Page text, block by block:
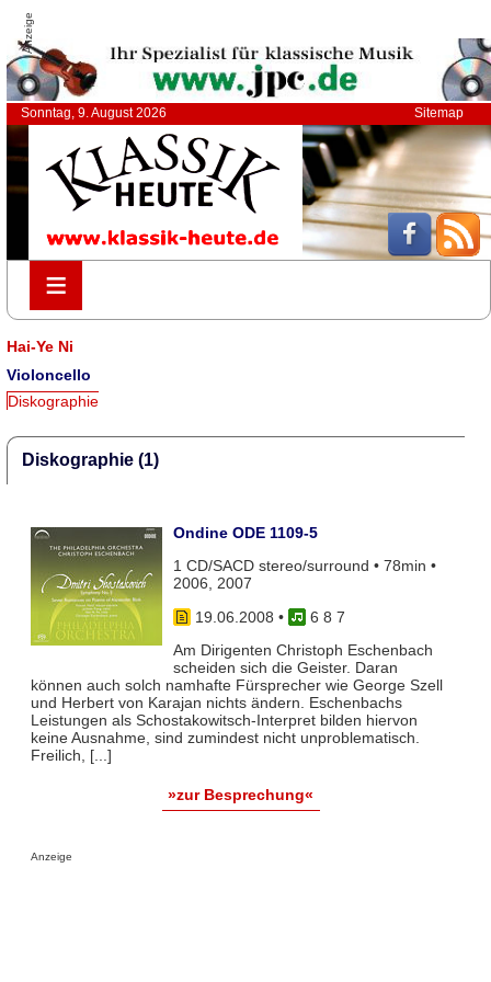
Anzeige
Sonntag, 9. August 2026 Sitemap
≡
≡
Hai-Ye Ni
Violoncello
Diskographie
Diskographie (1)
Ondine ODE 1109-5
1 CD/SACD stereo/surround • 78min •
2006, 2007
19.06.2008 •
6 8 7
Am Dirigenten Christoph Eschenbach
scheiden sich die Geister. Daran
können auch solch namhafte Fürsprecher wie George Szell
und Herbert von Karajan nichts ändern. Eschenbachs
Leistungen als Schostakowitsch-Interpret bilden hiervon
keine Ausnahme, sind zumindest nicht unproblematisch.
Freilich, [...]
»zur Besprechung«
Anzeige